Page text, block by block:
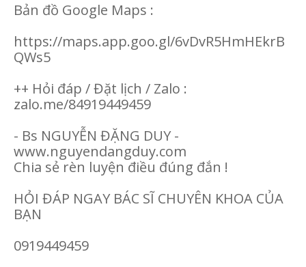
Bản đồ Google Maps :
https://maps.app.goo.gl/6vDvR5HmHEkrB
QWs5
++ Hỏi đáp / Đặt lịch / Zalo :
zalo.me/84919449459
- Bs NGUYỄN ĐẶNG DUY -
www.nguyendangduy.com
Chia sẻ rèn luyện điều đúng đắn !
HỎI ĐÁP NGAY BÁC SĨ CHUYÊN KHOA CỦA
BẠN
0919449459